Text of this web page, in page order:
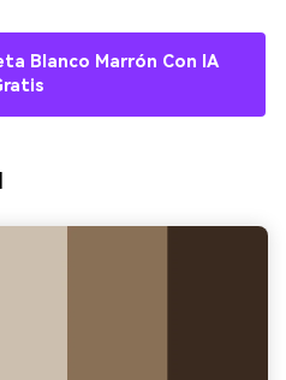
Blanco Marrón Con IA